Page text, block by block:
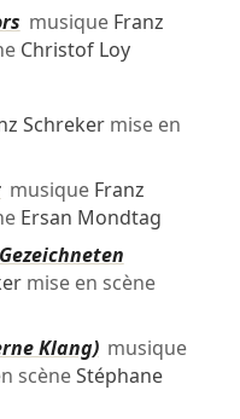
musique Franz
Christof Loy
Schrekermise en
musique Franz
Ersan Mondtag
mise en scène
Klang)musique
scèneStéphane